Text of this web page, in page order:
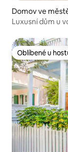
Domov ve
Luxusní dům u
Oblíbené u
Oblíbené u